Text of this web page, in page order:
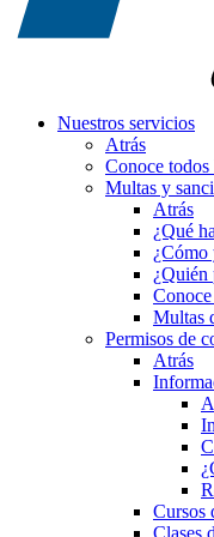
Nuestros servicios
Atrás
Conoce todos
Multas y
Atrás
¿Qué
¿Cómo
¿Quién
Multas
Permisos de
Atrás
Cursos